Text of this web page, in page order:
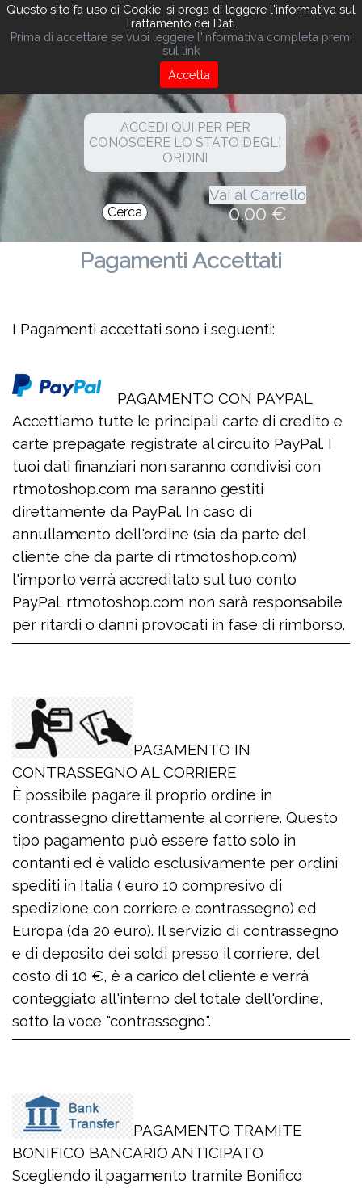
Questo sito fa uso di Cookie, si prega di leggere l'informativa sul
Trattamento dei Dati.
Prima di accettare se vuoi leggere l'informativa completa premi
sul link
Accetta
0.00 €
Cerca
Vai al Carrello
ACCEDI QUI PER PER
CONOSCERE LO STATO DEGLI
ORDINI
SPEDIZIONE GRATUITA DA 100€
DI SPESA
Pagamenti Accettati
I Pagamenti accettati sono i seguenti:
PAGAMENTO CON PAYPAL
Accettiamo tutte le principali carte di credito e
carte prepagate registrate al circuito PayPal. I
tuoi dati finanziari non saranno condivisi con
rtmotoshop.com ma saranno gestiti
direttamente da PayPal. In caso di
annullamento dell'ordine (sia da parte del
cliente che da parte di rtmotoshop.com)
l'importo verrà accreditato sul tuo conto
PayPal. rtmotoshop.com non sarà responsabile
per ritardi o danni provocati in fase di rimborso.
PAGAMENTO IN
CONTRASSEGNO AL CORRIERE
È possibile pagare il proprio ordine in
contrassegno direttamente al corriere. Questo
tipo pagamento può essere fatto solo in
contanti ed è valido esclusivamente per ordini
spediti in Italia ( euro 10 compresìvo di
spedizione con corriere e contrassegno) ed
Europa (da 20 euro). Il servizio di contrassegno
e di deposito dei soldi presso il corriere, del
costo di 10 €, è a carico del cliente e verrà
conteggiato all'interno del totale dell'ordine,
sotto la voce "contrassegno".
PAGAMENTO TRAMITE
BONIFICO BANCARIO ANTICIPATO
Scegliendo il pagamento tramite Bonifico